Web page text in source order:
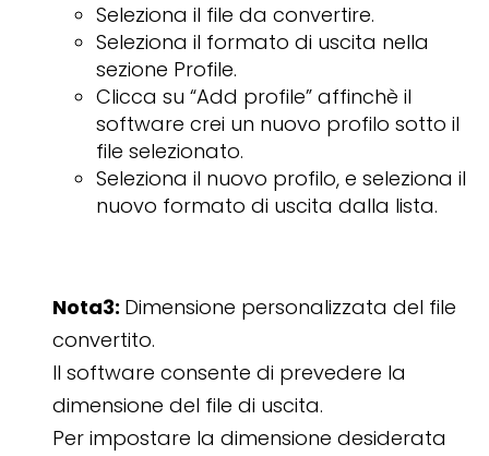
Seleziona il file da convertire.
Seleziona il formato di uscita nella
sezione Profile.
Clicca su “Add profile” affinchè il
software crei un nuovo profilo sotto il
file selezionato.
Seleziona il nuovo profilo, e seleziona il
nuovo formato di uscita dalla lista.
Nota3: Dimensione personalizzata del file
convertito.
Il software consente di prevedere la
dimensione del file di uscita.
Per impostare la dimensione desiderata